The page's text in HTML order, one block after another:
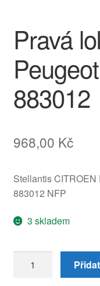
Reklamace
Reklamační řád
Vrakoviště Citroën
Pravá
883012
968,00 Kč
Stellantis CITROEN
883012 NFP
3 skladem
loketní